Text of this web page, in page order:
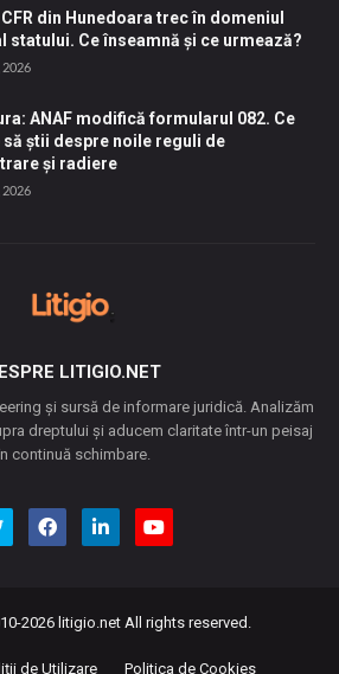
din Hunedoara trec în domeniul
statului. Ce înseamnă și ce urmează?
2026
ANAF modifică formularul 082. Ce
știi despre noile reguli de
și radiere
2026
LITIGIO.NET
și sursă de informare juridică. Analizăm
dreptului și aducem claritate într-un peisaj
continuă schimbare.
2026 litigio.netAll rights reserved.
de Utilizare Politica de Cookies